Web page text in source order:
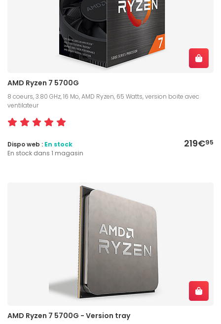
AMD Ryzen 7 5700G
8 coeurs, 3.80 GHz, 16 Mo, AMD Ryzen, 65 Watts, version boite avec
ventilateur
219€95
Dispo web : En stock
En stock dans 1 magasin
AMD Ryzen 7 5700G - Version tray